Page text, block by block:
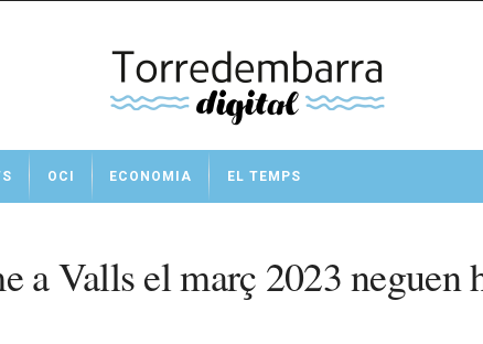
OCI ECONOMIA EL TEMPS
a Valls el març 2023